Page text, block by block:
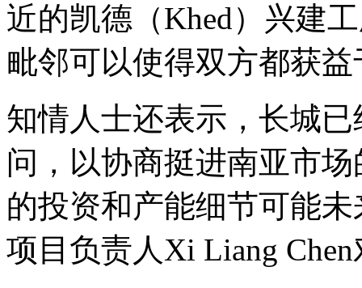
近的凯德（Khed）兴建
毗邻可以使得双方都获
知情人士还表示，长城
问，以协商挺进南亚市
的投资和产能细节可能
项目负责人Xi Liang